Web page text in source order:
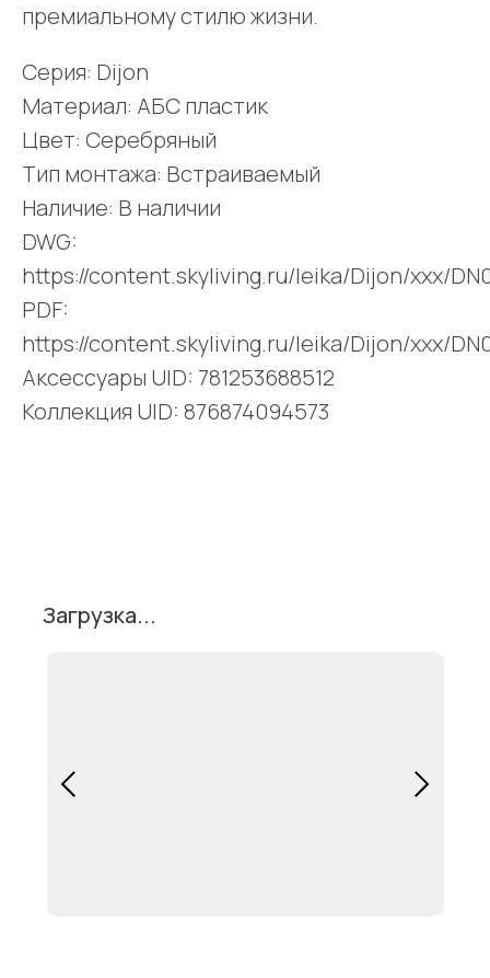
премиальному стилю жизни.
Серия: Dijon
Материал: АБС пластик
Цвет: Серебряный
Тип монтажа: Встраиваемый
Наличие: В наличии
DWG:
https://content.skyliving.ru/leika/Dijon/xxx/
PDF:
https://content.skyliving.ru/leika/Dijon/xxx/
Аксессуары UID: 781253688512
Коллекция UID: 876874094573
Загрузка...